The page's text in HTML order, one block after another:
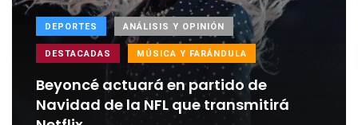
DEPORTES ANÁLISIS Y OPINIÓN
DESTACADAS MÚSICA Y FARÁNDULA
Beyoncé actuará en partido de
Navidad de la NFL que transmitirá